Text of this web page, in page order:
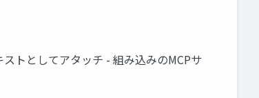
トとしてアタッチ - 組み込みのMCPサ